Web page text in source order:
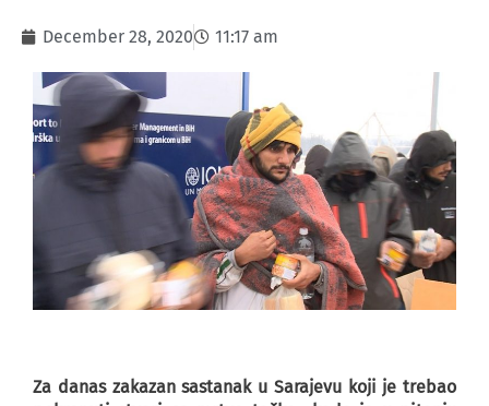
December 28, 2020 11:17 am
Za danas zakazan sastanak u Sarajevu koji je trebao